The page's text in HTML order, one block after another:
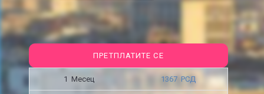
ПРЕТПЛАТИТЕ СЕ
1 Месец 1367 РСД